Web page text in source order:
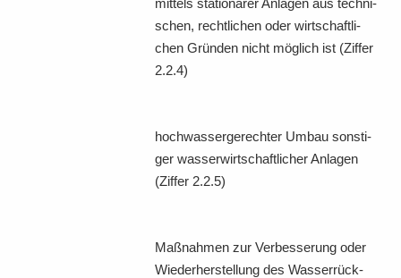
schen, recht­li­chen oder wirt­schaft­li­
chen Grün­den nicht mög­lich ist (Zif­fer
2.2.4)
hoch­was­ser­ge­rech­ter Umbau sons­ti­
ger was­ser­wirt­schaft­li­cher An­la­gen
(Zif­fer 2.2.5)
Maß­nah­men zur Ver­bes­se­rung oder
Wie­der­her­stel­lung des Was­ser­rück­